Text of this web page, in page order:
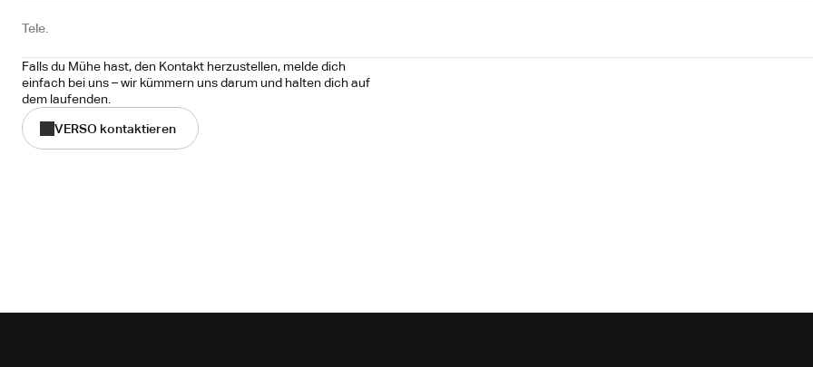
Tele.
Falls du Mühe hast, den Kontakt herzustellen, melde dich
einfach bei uns – wir kümmern uns darum und halten dich auf
dem laufenden.
VERSO kontaktieren